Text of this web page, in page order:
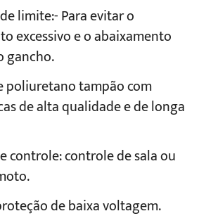
limite:- Para evitar o
excessivo e o abaixamento
gancho.
poliuretano tampão com
de alta qualidade e de longa
controle: controle de sala ou
de baixa voltagem.